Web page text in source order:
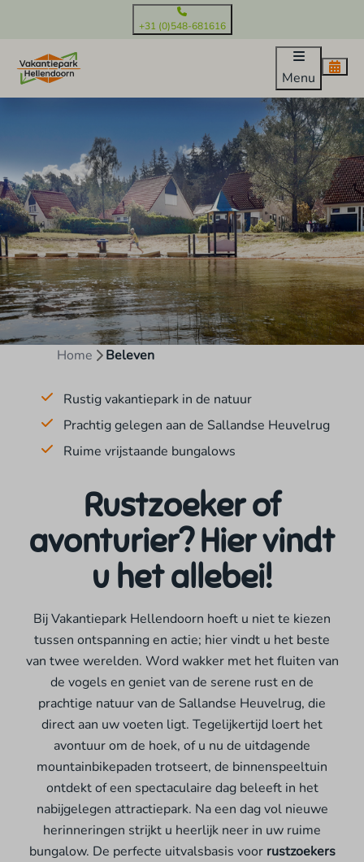
+31 (0)548-681616
Menu
Home Beleven
Rustig vakantiepark in de natuur
Prachtig gelegen aan de Sallandse Heuvelrug
Ruime vrijstaande bungalows
Rustzoeker of
avonturier? Hier vindt
u het allebei!
Bij Vakantiepark Hellendoorn hoeft u niet te kiezen
tussen ontspanning en actie; hier vindt u het beste
van twee werelden. Word wakker met het fluiten van
de vogels en geniet van de serene rust en de
prachtige natuur van de Sallandse Heuvelrug, die
direct aan uw voeten ligt. Tegelijkertijd loert het
avontuur om de hoek, of u nu de uitdagende
mountainbikepaden trotseert, de binnenspeeltuin
ontdekt of een spectaculaire dag beleeft in het
nabijgelegen attractiepark. Na een dag vol nieuwe
herinneringen strijkt u heerlijk neer in uw ruime
bungalow. De perfecte uitvalsbasis voor rustzoekers